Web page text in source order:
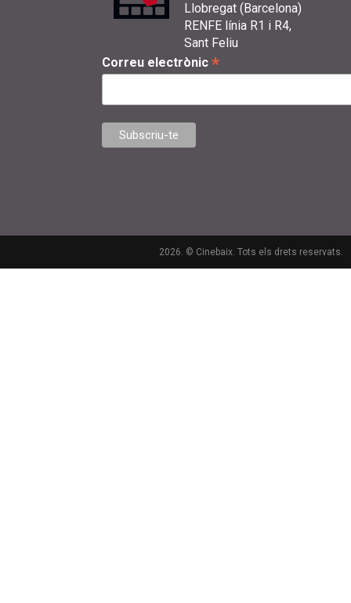
Llobregat (Barcelona)
RENFE línia R1 i R4,
Sant Feliu
Correu electrònic *
2026. © Cinebaix. Tots els drets reservats.